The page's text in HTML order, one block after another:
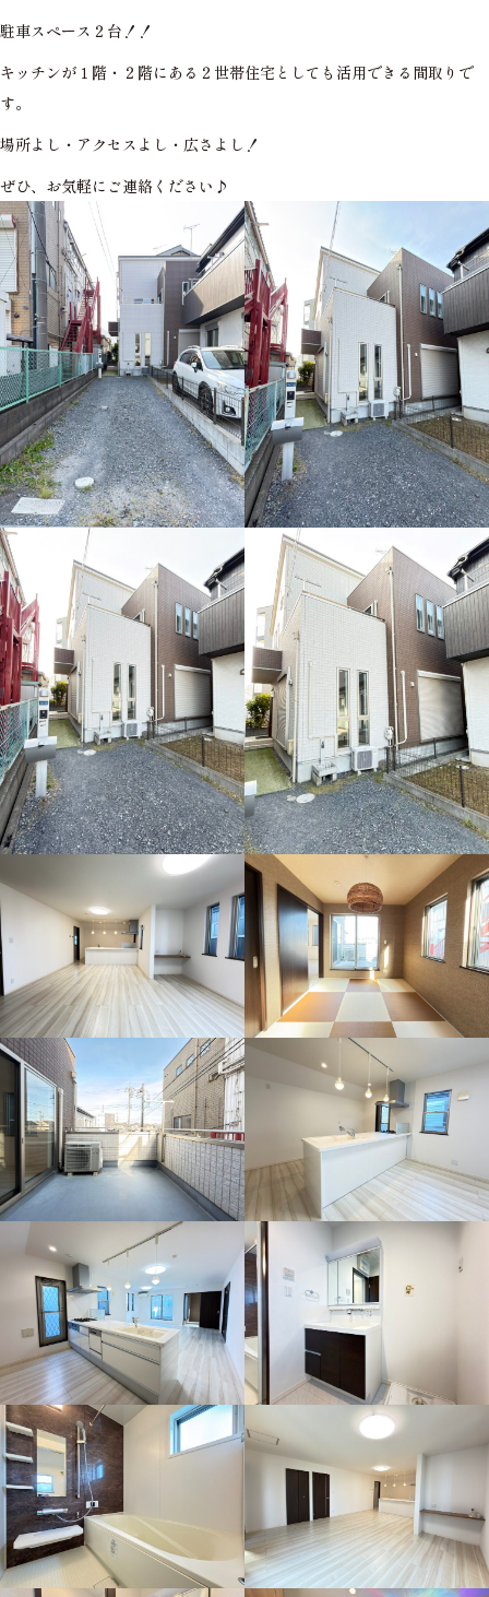
駐車スペース２台！！
キッチンが１階・２階にある２世帯住宅としても活用できる間取りで
す。
場所よし・アクセスよし・広さよし！
ぜひ、お気軽にご連絡ください♪